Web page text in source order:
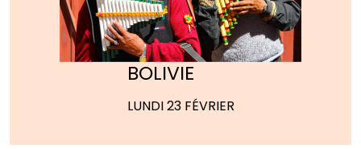
BOLIVIE
LUNDI 23 FÉVRIER